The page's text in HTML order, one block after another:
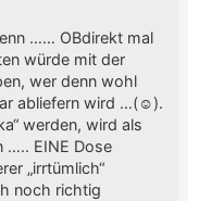
…… OBdirekt mal
würde mit der
wer denn wohl
abliefern wird …(☺).
werden, wird als
….. EINE Dose
„irrtümlich“
noch richtig